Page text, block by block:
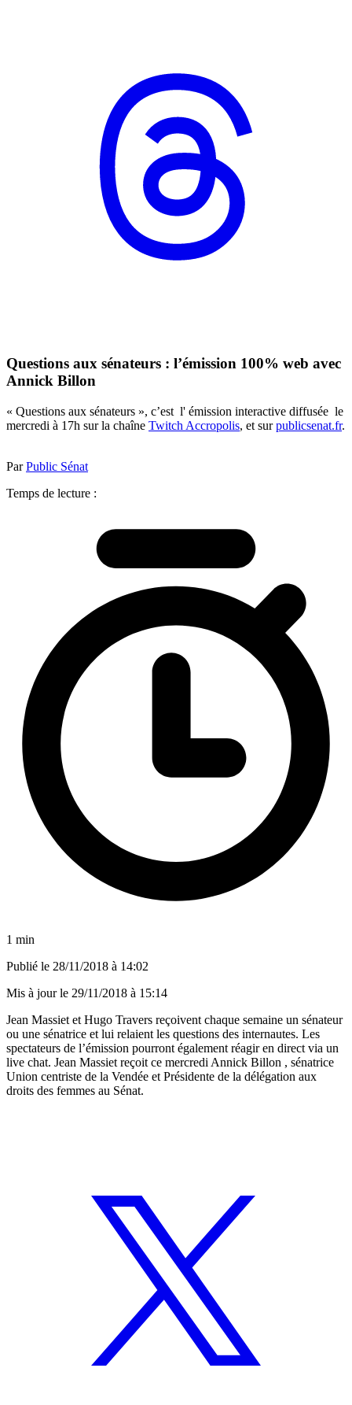
Questions aux sénateurs : l’émission 100% web avec
Annick Billon
« Questions aux sénateurs », c’est l' émission interactive diffusée le
mercredi à 17h sur la chaîne Twitch Accropolis, et surpublicsenat.fr.
ParPublic Sénat
Temps de lecture :
1 min
Publié le 28/11/2018 à 14:02
Mis à jour le 29/11/2018 à 15:14
Jean Massiet et Hugo Travers reçoivent chaque semaine un sénateur
ou une sénatrice et lui relaient les questions des internautes. Les
spectateurs de l’émission pourront également réagir en direct via un
live chat. Jean Massiet reçoit ce mercredi Annick Billon , sénatrice
Union centriste de la Vendée et Présidente de la délégation aux
droits des femmes au Sénat.